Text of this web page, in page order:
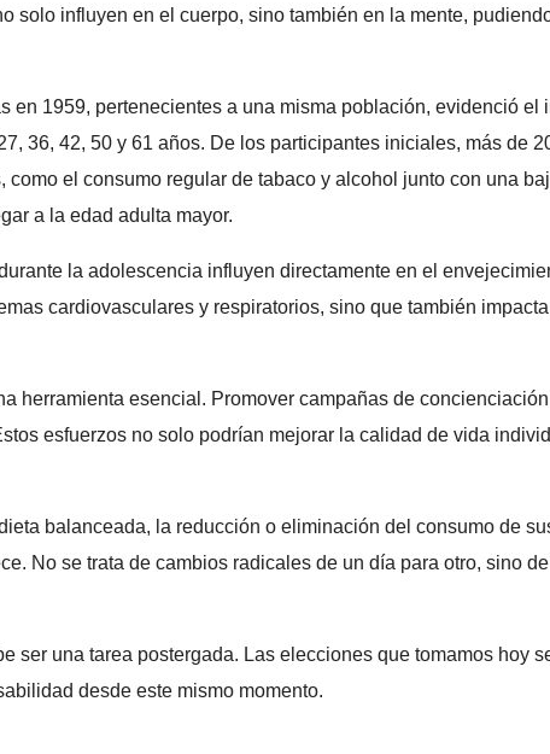
solo influyen en el cuerpo, sino también en la mente,
1959, pertenecientes a una misma población, evidenció el
36, 42, 50 y 61 años. De los participantes iniciales, más de
el consumo regular de tabaco y alcohol junto con una
a la edad adulta mayor.
la adolescencia influyen directamente en el
cardiovasculares y respiratorios, sino que también
herramienta esencial. Promover campañas de
esfuerzos no solo podrían mejorar la calidad de vida
balanceada, la reducción o eliminación del consumo de
No se trata de cambios radicales de un día para otro, sino
ser una tarea postergada. Las elecciones que tomamos hoy
desde este mismo momento.